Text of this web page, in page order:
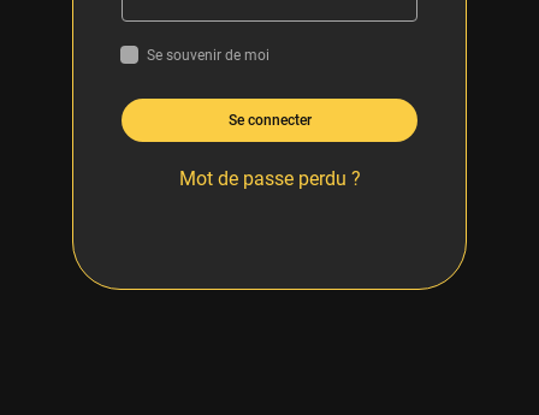
Se souvenir de moi
Se connecter
Mot de passe perdu ?